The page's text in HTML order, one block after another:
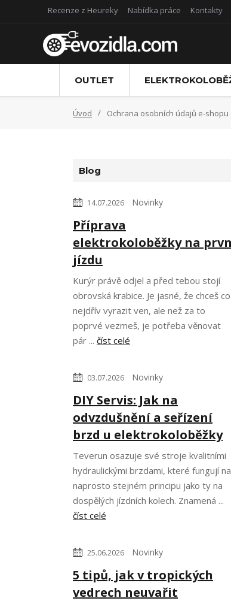
Recenze z Heureky Nabídka práce Kontakty
OUTLET
Úvod Ochrana osobních údajů e-shopu
Blog
14.07.2026 Novinky
Příprava
elektrokoloběžky na
jízdu
Kurýr právě odjel a před tebou stojí
obrovská krabice. Je jasné, že chceš co
nejdřív vyrazit ven, ale než za to
poprvé vezmeš, je potřeba věnovat
pár ... číst celé
03.07.2026 Novinky
DIY Servis: Jak na
odvzdušnění a seřízení
brzd u elektrokoloběžky
Teverun osazuje své stroje kvalitními
hydraulickými brzdami, které fungují na
naprosto stejném principu jako ty na
dospělých jízdních kolech. Znamená ...
číst celé
25.06.2026 Novinky
5 tipů, jak v tropických
vedrech neuvařit